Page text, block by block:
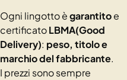
Ogni lingotto ègarantitoe
certificatoLBMA(Good
Delivery): peso, titolo e
marchio del fabbricante.
I prezzi sono sempre